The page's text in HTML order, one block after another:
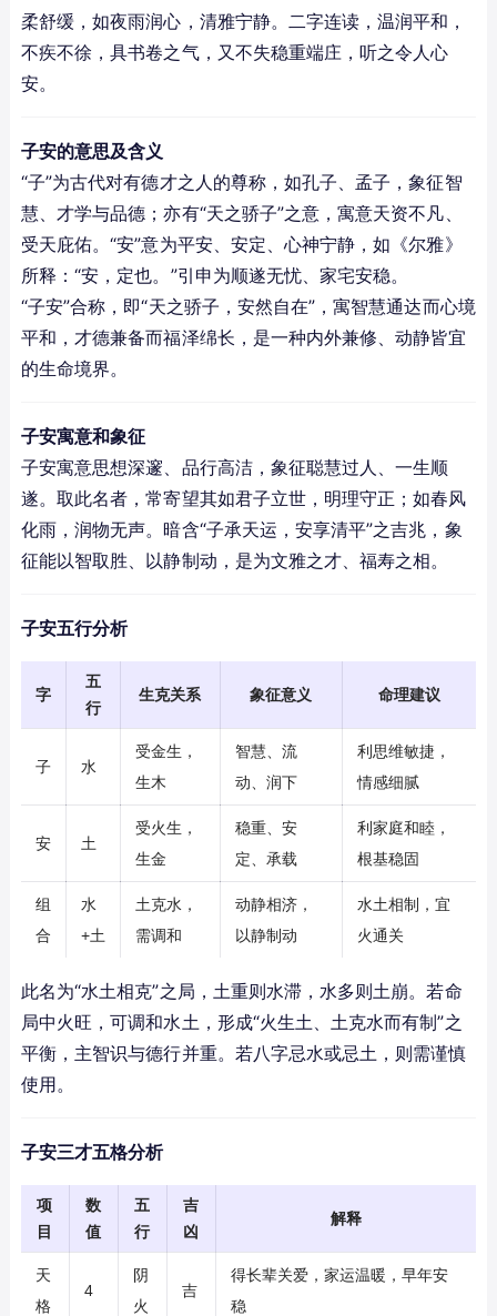
柔舒缓，如夜雨润心，清雅宁静。二字连读，温润平和，
不疾不徐，具书卷之气，又不失稳重端庄，听之令人心
安。
子安的意思及含义
“子”为古代对有德才之人的尊称，如孔子、孟子，象征智
慧、才学与品德；亦有“天之骄子”之意，寓意天资不凡、
受天庇佑。“安”意为平安、安定、心神宁静，如《尔雅》
所释：“安，定也。”引申为顺遂无忧、家宅安稳。
“子安”合称，即“天之骄子，安然自在”，寓智慧通达而心境
平和，才德兼备而福泽绵长，是一种内外兼修、动静皆宜
的生命境界。
子安寓意和象征
子安寓意思想深邃、品行高洁，象征聪慧过人、一生顺
遂。取此名者，常寄望其如君子立世，明理守正；如春风
化雨，润物无声。暗含“子承天运，安享清平”之吉兆，象
征能以智取胜、以静制动，是为文雅之才、福寿之相。
子安五行分析
字
五
行
生克关系 象征意义 命理建议
子 水
受金生，
生木
智慧、流
动、润下
利思维敏捷，
情感细腻
安 土
受火生，
生金
稳重、安
定、承载
利家庭和睦，
根基稳固
组
合
水
+土
土克水，
需调和
动静相济，
以静制动
水土相制，宜
火通关
此名为“水土相克”之局，土重则水滞，水多则土崩。若命
局中火旺，可调和水土，形成“火生土、土克水而有制”之
平衡，主智识与德行并重。若八字忌水或忌土，则需谨慎
使用。
子安三才五格分析
项
目
数
值
五
行
吉
凶
解释
天
格
4
阴
火
吉
得长辈关爱，家运温暖，早年安
稳